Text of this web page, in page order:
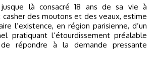
là consacré 18 ans de sa vie à
des moutons et des veaux, estime
l’existence, en région parisienne, d’un
pratiquant l’étourdissement préalable
répondre à la demande pressante